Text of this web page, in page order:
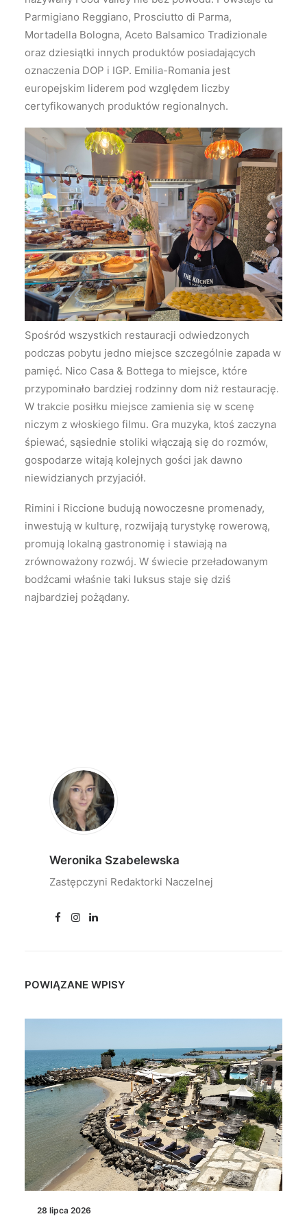
Parmigiano Reggiano, Prosciutto di Parma,
Mortadella Bologna, Aceto Balsamico Tradizionale
oraz dziesiątki innych produktów posiadających
oznaczenia DOP i IGP. Emilia-Romania jest
europejskim liderem pod względem liczby
certyfikowanych produktów regionalnych.
Spośród wszystkich restauracji odwiedzonych
podczas pobytu jedno miejsce szczególnie zapada w
pamięć. Nico Casa & Bottega to miejsce, które
przypominało bardziej rodzinny dom niż restaurację.
W trakcie posiłku miejsce zamienia się w scenę
niczym z włoskiego filmu. Gra muzyka, ktoś zaczyna
śpiewać, sąsiednie stoliki włączają się do rozmów,
gospodarze witają kolejnych gości jak dawno
niewidzianych przyjaciół.
Rimini i Riccione budują nowoczesne promenady,
inwestują w kulturę, rozwijają turystykę rowerową,
promują lokalną gastronomię i stawiają na
zrównoważony rozwój. W świecie przeładowanym
bodźcami właśnie taki luksus staje się dziś
najbardziej pożądany.
Weronika Szabelewska
Zastępczyni Redaktorki Naczelnej
POWIĄZANE WPISY
28 lipca 2026